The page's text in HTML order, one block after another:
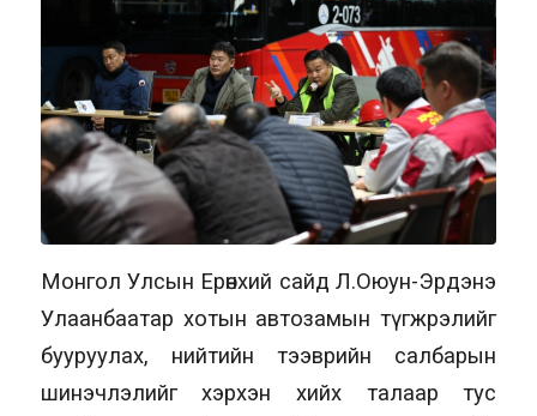
Монгол Улсын Ерөнхий сайд Л.Оюун-Эрдэнэ
Улаанбаатар хотын автозамын түгжрэлийг
бууруулах, нийтийн тээврийн салбарын
шинэчлэлийг хэрхэн хийх талаар тус